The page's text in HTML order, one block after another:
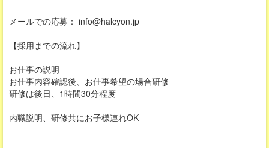
メールでの応募： info@halcyon.jp
【採用までの流れ】
お仕事の説明
お仕事内容確認後、お仕事希望の場合研修
研修は後日、1時間30分程度
内職説明、研修共にお子様連れOK